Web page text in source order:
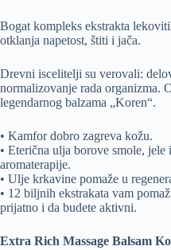
Bogat kompleks ekstrakta
otklanja napetost, štiti i jača.
Drevni iscelitelji su verovali:
normalizovanje rada organizma.
legendarnog balzama „Koren“.
• Kamfor dobro zagreva kožu.
• Eterična ulja borove smole,
aromaterapije.
• Ulje krkavine pomaže u
• 12 biljnih ekstrakata vam
prijatno i da budete aktivni.
Extra Rich Massage Balsam